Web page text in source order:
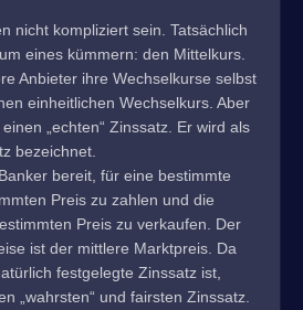
nicht kompliziert sein. Tatsächlich
eines kümmern: den Mittelkurs.
Anbieter ihre Wechselkurse selbst
einheitlichen Wechselkurs. Aber
„echten“ Zinssatz. Er wird als
bezeichnet.
bereit, für eine bestimmte
Preis zu zahlen und die
Preis zu verkaufen. Der
ist der mittlere Marktpreis. Da
festgelegte Zinssatz ist,
„wahrsten“ und fairsten Zinssatz.